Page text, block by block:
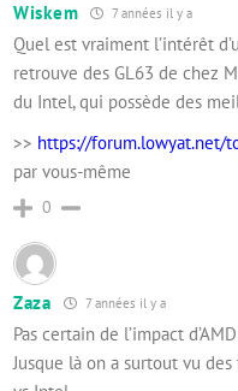
Wiskem 7 années il y a
Quel est vraiment l’intérêt
retrouve des GL63 de chez
du Intel, qui possède des
>> https://forum.lowyat.net/
par vous-même
0
Zaza 7 années il y a
Pas certain de l’impact
Jusque là on a surtout vu